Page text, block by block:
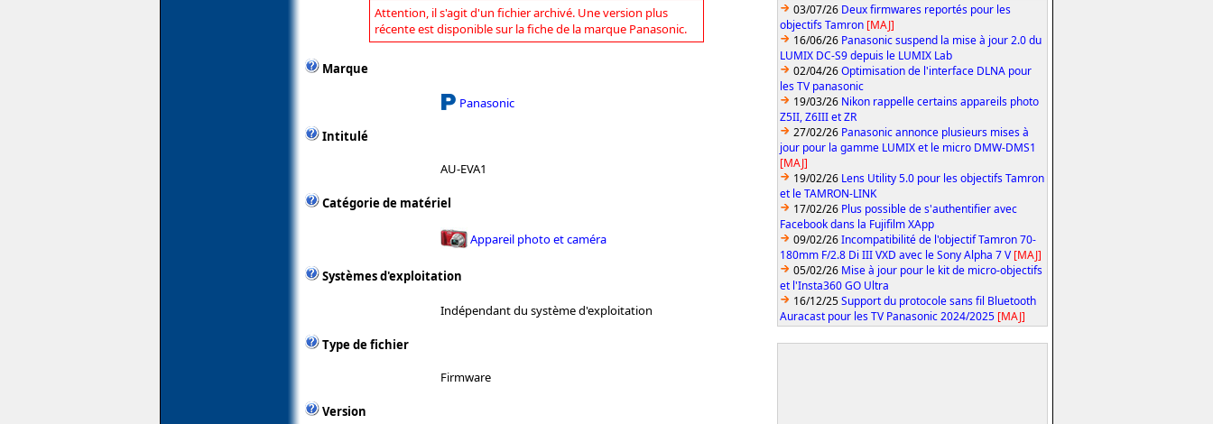
Attention, il s'agit d'un fichier archivé. Une version plus
récente est disponible sur la fiche de la marque Panasonic.
Marque
Panasonic
Intitulé
AU-EVA1
Catégorie de matériel
Appareil photo et caméra
Systèmes d'exploitation
Indépendant du système d'exploitation
Type de fichier
Firmware
Version
03/07/26 Deux firmwares reportés pour les
objectifs Tamron [MAJ]
16/06/26 Panasonic suspend la mise à jour 2.0 du
LUMIX DC-S9 depuis le LUMIX Lab
02/04/26Optimisation de l'interface DLNA pour
les TV panasonic
19/03/26 Nikon rappelle certains appareils photo
Z5II, Z6III et ZR
27/02/26 Panasonic annonce plusieurs mises à
jour pour la gamme LUMIX et le micro DMW-DMS1
[MAJ]
19/02/26 Lens Utility 5.0 pour les objectifs Tamron
et le TAMRON-LINK
17/02/26 Plus possible de s'authentifier avec
Facebook dans la Fujifilm XApp
09/02/26Incompatibilité de l'objectif Tamron 70-
180mm F/2.8 Di III VXD avec le Sony Alpha 7 V [MAJ]
05/02/26 Mise à jour pour le kit de micro-objectifs
et l'Insta360 GO Ultra
16/12/25Support du protocole sans fil Bluetooth
Auracast pour les TV Panasonic 2024/2025 [MAJ]